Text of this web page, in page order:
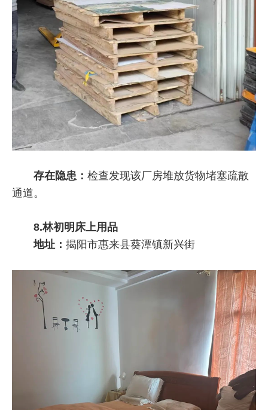
存在隐患： 检查发现该厂房堆放货物堵塞疏散
通道。
8.林初明床上用品
地址： 揭阳市惠来县葵潭镇新兴街